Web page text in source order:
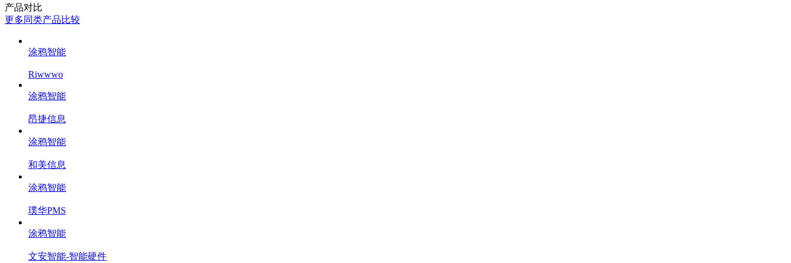
产品对比
更多同类产品比较
涂鸦智能
Riwwwo
涂鸦智能
昂捷信息
涂鸦智能
和美信息
涂鸦智能
璞华PMS
涂鸦智能
文安智能-智能硬件